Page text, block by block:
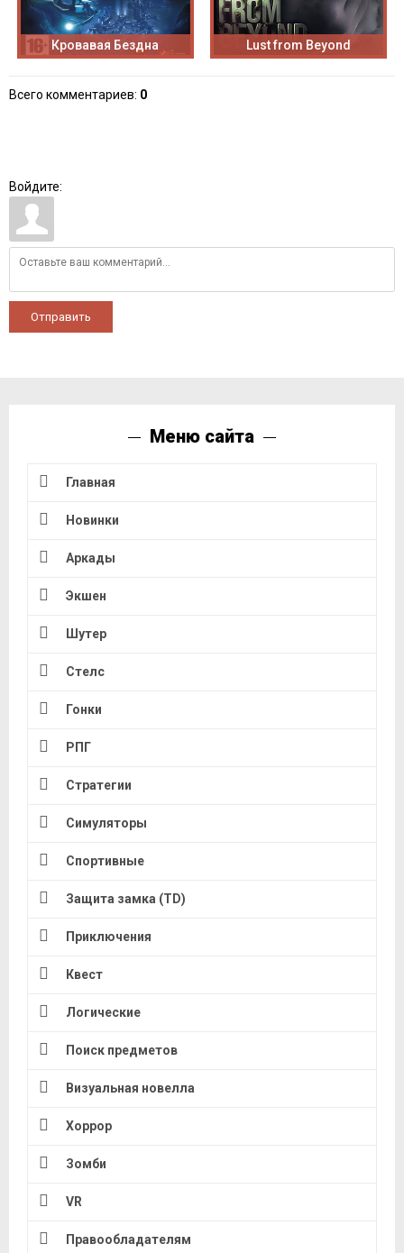
Кровавая Бездна Lust from Beyond
Всего комментариев: 0
Войдите:
Отправить
Меню сайта
Главная
Новинки
Аркады
Экшен
Шутер
Стелс
Гонки
РПГ
Стратегии
Симуляторы
Спортивные
Защита замка (TD)
Приключения
Квест
Логические
Поиск предметов
Визуальная новелла
Хоррор
Зомби
VR
Правообладателям